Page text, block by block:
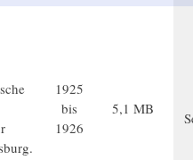
1925
bis
1926
5,1 MB